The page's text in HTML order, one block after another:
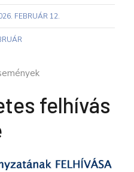
FEBRUÁR 12.
felhívás